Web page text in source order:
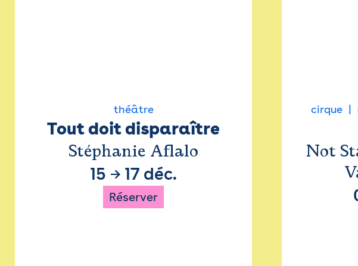
théâtre
Tout doit disparaître
Stéphanie Aflalo
15 → 17 déc.
Réserver
cirque
Not